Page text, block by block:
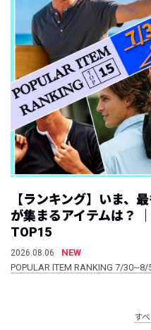
【ランキング】いま、
が集まるアイテムは？ ｜
TOP15
2026.08.06
NEW
POPULAR ITEM RANKING 7/30~8/
す